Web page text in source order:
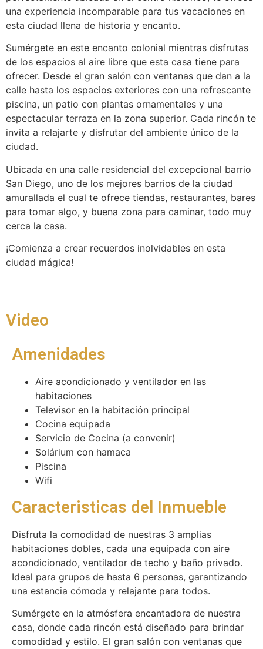
una experiencia incomparable para tus vacaciones en
esta ciudad llena de historia y encanto.
Sumérgete en este encanto colonial mientras disfrutas
de los espacios al aire libre que esta casa tiene para
ofrecer. Desde el gran salón con ventanas que dan a la
calle hasta los espacios exteriores con una refrescante
piscina, un patio con plantas ornamentales y una
espectacular terraza en la zona superior. Cada rincón te
invita a relajarte y disfrutar del ambiente único de la
ciudad.
Ubicada en una calle residencial del excepcional barrio
San Diego, uno de los mejores barrios de la ciudad
amurallada el cual te ofrece tiendas, restaurantes, bares
para tomar algo, y buena zona para caminar, todo muy
cerca la casa.
¡Comienza a crear recuerdos inolvidables en esta
ciudad mágica!
Video
Amenidades
Aire acondicionado y ventilador en las
habitaciones
Televisor en la habitación principal
Cocina equipada
Servicio de Cocina (a convenir)
Solárium con hamaca
Piscina
Wifi
Caracteristicas del Inmueble
Disfruta la comodidad de nuestras 3 amplias
habitaciones dobles, cada una equipada con aire
acondicionado, ventilador de techo y baño privado.
Ideal para grupos de hasta 6 personas, garantizando
una estancia cómoda y relajante para todos.
Sumérgete en la atmósfera encantadora de nuestra
casa, donde cada rincón está diseñado para brindar
comodidad y estilo. El gran salón con ventanas que